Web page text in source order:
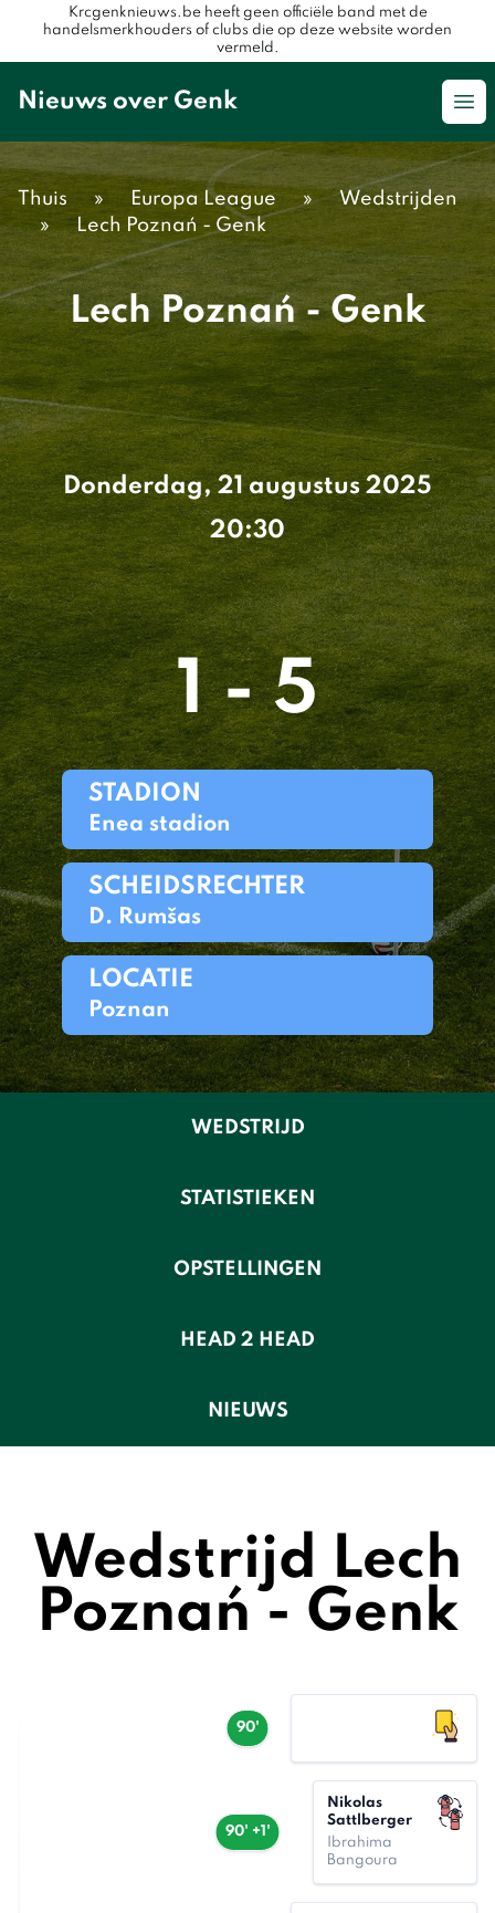
Krcgenknieuws.be heeft geen officiële band met de
handelsmerkhouders of clubs die op deze website worden
vermeld.
Nieuws over Genk
Thuis » Europa League »
Wedstrijden
»
Lech Poznań - Genk
Lech Poznań - Genk
Donderdag, 21 augustus 2025
20:30
1 - 5
STADION
Enea stadion
SCHEIDSRECHTER
D. Rumšas
LOCATIE
Poznan
WEDSTRIJD
STATISTIEKEN
OPSTELLINGEN
HEAD 2 HEAD
NIEUWS
Wedstrijd Lech
Poznań - Genk
90'
90' +1'
Nikolas
Sattlberger
Ibrahima
Bangoura